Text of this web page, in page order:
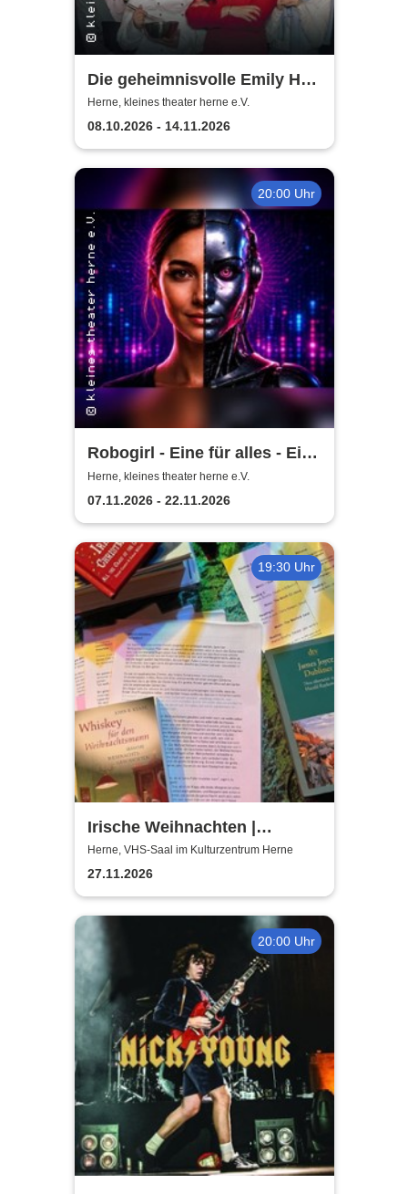
Die geheimnisvolle Emily Hart
- Thrillerkomödie von
Christian Weymayr
Herne, kleines theater herne e.V.
08.10.2026 - 14.11.2026
20:00 Uhr
Robogirl - Eine für alles - Eine
Komödie aus der nahen
Zukunft
Herne, kleines theater herne e.V.
07.11.2026 - 22.11.2026
19:30 Uhr
Irische Weihnachten |
Musikalische Lesung mit
Mareike Graepel & Chris
Donovan
Herne, VHS-Saal im Kulturzentrum Herne
27.11.2026
20:00 Uhr